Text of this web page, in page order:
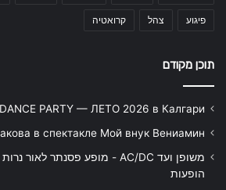
פיגוע צהל קרואטיה
תוכן מקודם
DANCE PARTY — ЛЕТО 2026 в Калгари
в спектакле Мой внук Вениамин
הופעות